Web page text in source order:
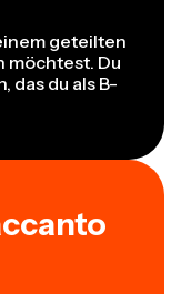
geteilten
möchtest. Du
das du als B-